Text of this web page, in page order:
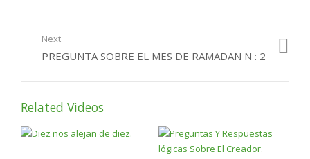
Next
PREGUNTA SOBRE EL MES DE RAMADAN N : 2
Related Videos